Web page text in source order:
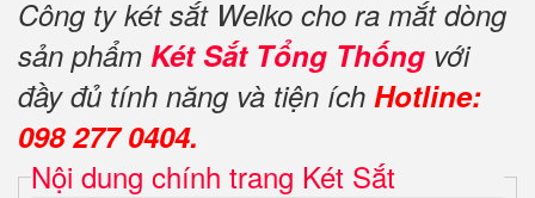
Công ty két sắt Welko cho ra mắt dòng
sản phẩm Két Sắt Tổng Thống với
đầy đủ tính năng và tiện ích Hotline:
098 277 0404.
Nội dung chính trang Két Sắt